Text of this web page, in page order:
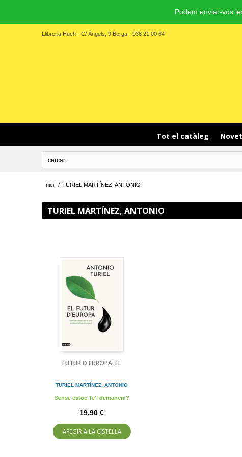
Podem enviar-vos
Llibreria Huch - C/ Àngels, 9 Berga - 938 21 00 64
Tot el catàleg
Inici / TURIEL MARTÍNEZ, ANTONIO
TURIEL MARTÍNEZ, ANTONIO
FUTUR D'EUROPA, EL
TURIEL MARTÍNEZ, ANTONIO
Sense estoc Te'l demanem?
19,90 €
AFEGIR A LA CISTELLA